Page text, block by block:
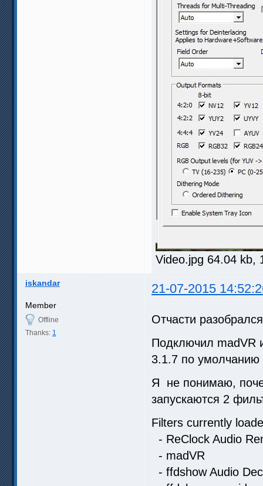
Video.jpg 64.04 kb,
iskandar 21-07-2015
Member
Offline
Thanks: 1
Отчасти
Подключил madVR
3.1.7 по
Я не понимаю,
запускаются 2
Filters currently
- ReClock Audio
- madVR
- ffdshow Audio